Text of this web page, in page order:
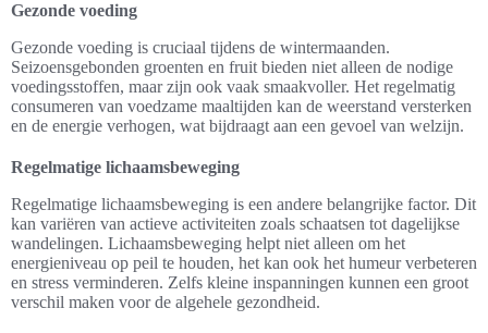
Gezonde voeding
Gezonde voeding is cruciaal tijdens de wintermaanden.
Seizoensgebonden groenten en fruit bieden niet alleen de nodige
voedingsstoffen, maar zijn ook vaak smaakvoller. Het regelmatig
consumeren van voedzame maaltijden kan de weerstand versterken
en de energie verhogen, wat bijdraagt aan een gevoel van welzijn.
Regelmatige lichaamsbeweging
Regelmatige lichaamsbeweging is een andere belangrijke factor. Dit
kan variëren van actieve activiteiten zoals schaatsen tot dagelijkse
wandelingen. Lichaamsbeweging helpt niet alleen om het
energieniveau op peil te houden, het kan ook het humeur verbeteren
en stress verminderen. Zelfs kleine inspanningen kunnen een groot
verschil maken voor de algehele gezondheid.